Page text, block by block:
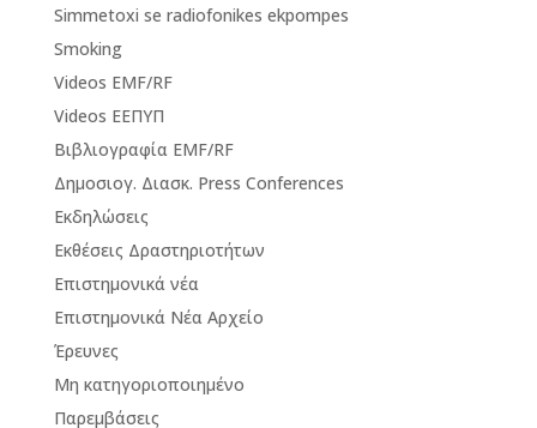
Simmetoxi se radiofonikes ekpompes
Smoking
Videos EMF/RF
Videos ΕΕΠΥΠ
Βιβλιογραφία EMF/RF
Δημοσιογ. Διασκ. Press Conferences
Εκδηλώσεις
Εκθέσεις Δραστηριοτήτων
Επιστημονικά νέα
Επιστημονικά Νέα Αρχείο
Έρευνες
Μη κατηγοριοποιημένο
Παρεμβάσεις